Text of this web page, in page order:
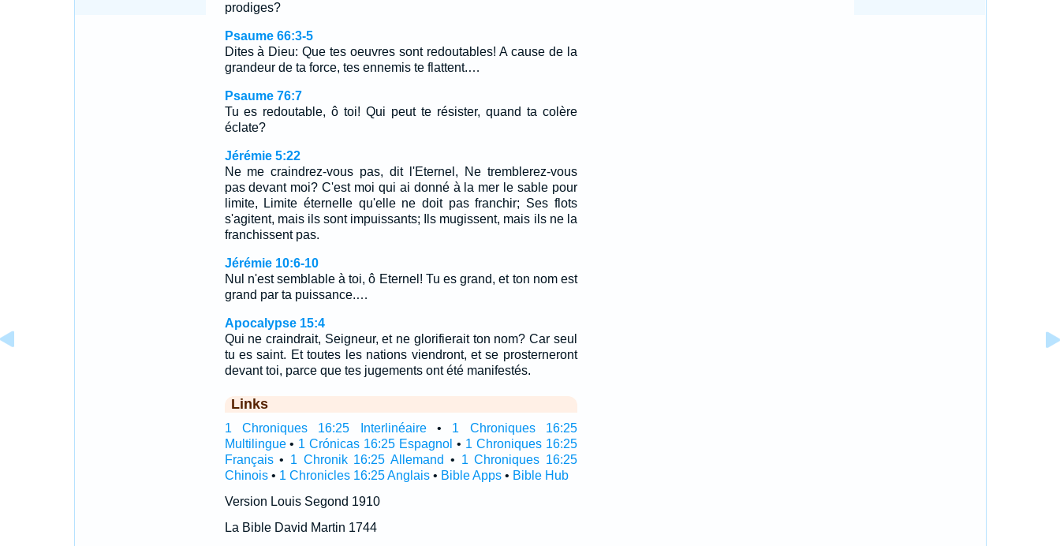
prodiges?
Psaume 66:3-5
Dites à Dieu: Que tes oeuvres sont redoutables! A cause de la
grandeur de ta force, tes ennemis te flattent.…
Psaume 76:7
Tu es redoutable, ô toi! Qui peut te résister, quand ta colère
éclate?
Jérémie 5:22
Ne me craindrez-vous pas, dit l'Eternel, Ne tremblerez-vous
pas devant moi? C'est moi qui ai donné à la mer le sable pour
limite, Limite éternelle qu'elle ne doit pas franchir; Ses flots
s'agitent, mais ils sont impuissants; Ils mugissent, mais ils ne la
franchissent pas.
Jérémie 10:6-10
Nul n'est semblable à toi, ô Eternel! Tu es grand, et ton nom est
grand par ta puissance.…
Apocalypse 15:4
Qui ne craindrait, Seigneur, et ne glorifierait ton nom? Car seul
tu es saint. Et toutes les nations viendront, et se prosterneront
devant toi, parce que tes jugements ont été manifestés.
Links
1 Chroniques 16:25 Interlinéaire• 1 Chroniques 16:25
Multilingue• 1 Crónicas 16:25 Espagnol • 1 Chroniques 16:25
Français• 1 Chronik 16:25 Allemand • 1 Chroniques 16:25
Chinois• 1 Chronicles 16:25 Anglais• Bible Apps• Bible Hub
Version Louis Segond 1910
La Bible David Martin 1744